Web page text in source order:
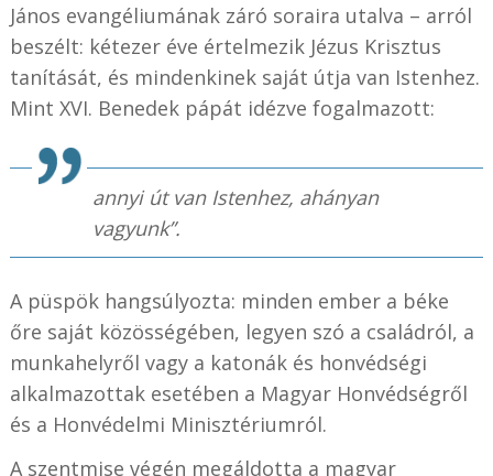
János evangéliumának záró soraira utalva – arról
beszélt: kétezer éve értelmezik Jézus Krisztus
tanítását, és mindenkinek saját útja van Istenhez.
Mint XVI. Benedek pápát idézve fogalmazott:
annyi út van Istenhez, ahányan
vagyunk”.
A püspök hangsúlyozta: minden ember a béke
őre saját közösségében, legyen szó a családról, a
munkahelyről vagy a katonák és honvédségi
alkalmazottak esetében a Magyar Honvédségről
és a Honvédelmi Minisztériumról.
A szentmise végén megáldotta a magyar